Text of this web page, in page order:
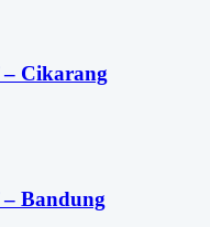
– Cikarang
Bandung